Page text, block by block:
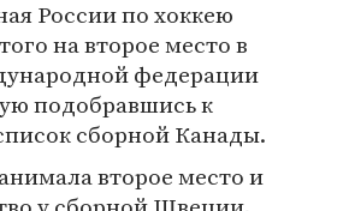
России по хоккею
на второе место в
федерации
подобравшись к
сборной Канады.
второе место и